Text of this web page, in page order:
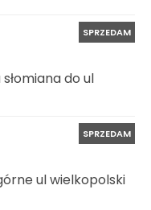
SPRZEDAM
do ul
SPRZEDAM
ul wielkopolski